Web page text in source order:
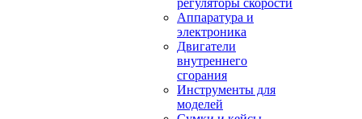
регуляторы скорости
Аппаратура и
электроника
Двигатели
внутреннего
сгорания
Инструменты для
моделей